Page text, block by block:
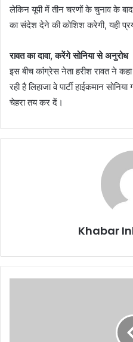
लेकिन यूपी में तीन चरणों के चुनाव के
का संदेश देने की कोशिश करेगी, यही
रावत का दावा, करेंगे सोनिया से अनुरोध
इस बीच कांग्रेस नेता हरीश रावत ने
रही है लिहाजा वे पार्टी हाईकमान
चेहरा तय कर दें।
Khabar